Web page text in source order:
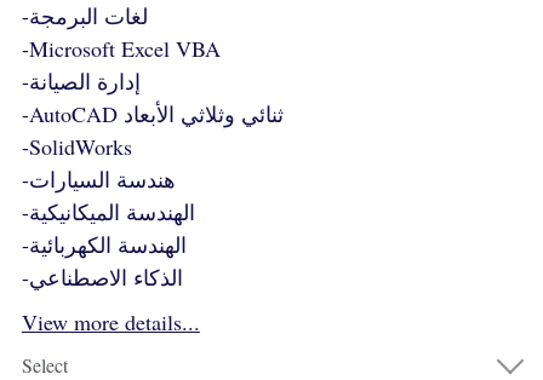
-لغات البرمجة
-Microsoft Excel VBA
-إدارة الصيانة
-AutoCAD ثنائي وثلاثي الأبعاد
-SolidWorks
-هندسة السيارات
-الهندسة الميكانيكية
-الهندسة الكهربائية
-الذكاء الاصطناعي
View more details...
Select